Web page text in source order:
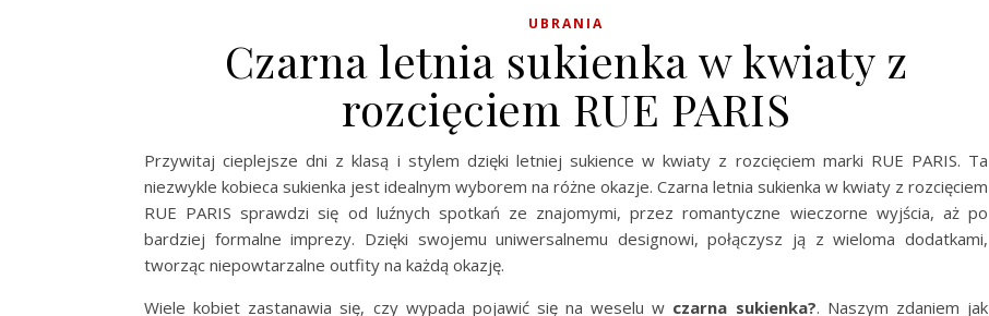
UBRANIA
Czarna letnia sukienka w kwiaty z
rozcięciem RUE PARIS
Przywitaj cieplejsze dni z klasą i stylem dzięki letniej sukience w kwiaty z rozcięciem marki RUE PARIS. Ta
niezwykle kobieca sukienka jest idealnym wyborem na różne okazje. Czarna letnia sukienka w kwiaty z rozcięciem
RUE PARIS sprawdzi się od luźnych spotkań ze znajomymi, przez romantyczne wieczorne wyjścia, aż po
bardziej formalne imprezy. Dzięki swojemu uniwersalnemu designowi, połączysz ją z wieloma dodatkami,
tworząc niepowtarzalne outfity na każdą okazję.
Wiele kobiet zastanawia się, czy wypada pojawić się na weselu w czarna sukienka?. Naszym zdaniem jak